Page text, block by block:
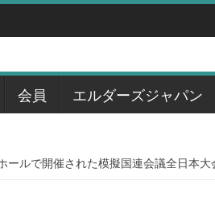
会員 エルダーズジャパン
ルで開催された模擬国連会議全日本